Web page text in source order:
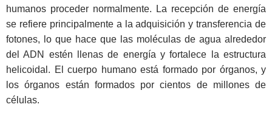
humanos proceder normalmente. La recepción de energía
se refiere principalmente a la adquisición y transferencia de
fotones, lo que hace que las moléculas de agua alrededor
del ADN estén llenas de energía y fortalece la estructura
helicoidal. El cuerpo humano está formado por órganos, y
los órganos están formados por cientos de millones de
células.